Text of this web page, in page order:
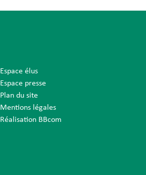
Espace élus
Espace presse
Plan du site
Mentions légales
Réalisation BBcom